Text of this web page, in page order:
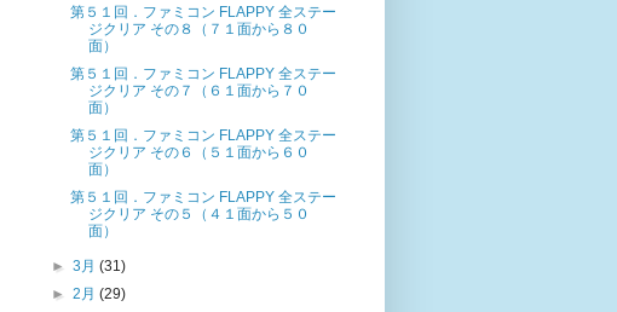
第５１回．ファミコン FLAPPY 全ステー
ジクリア その８（７１面から８０
面）
第５１回．ファミコン FLAPPY 全ステー
ジクリア その７（６１面から７０
面）
第５１回．ファミコン FLAPPY 全ステー
ジクリア その６（５１面から６０
面）
第５１回．ファミコン FLAPPY 全ステー
ジクリア その５（４１面から５０
面）
►3月(31)
►2月(29)